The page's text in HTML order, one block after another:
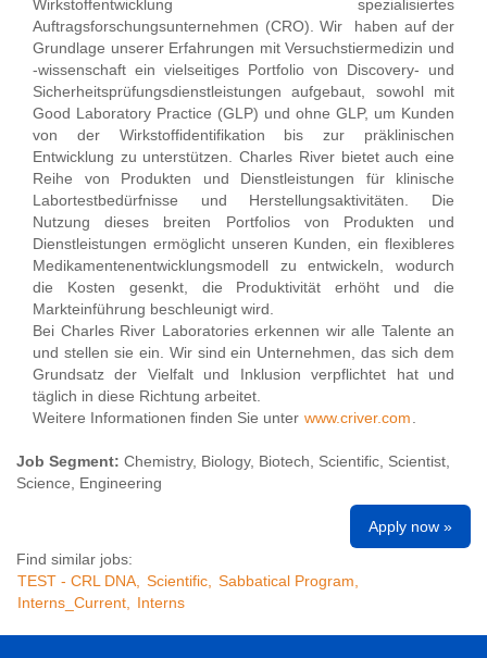
Wirkstoffentwicklung spezialisiertes
Auftragsforschungsunternehmen (CRO). Wir haben auf der
Grundlage unserer Erfahrungen mit Versuchstiermedizin und
-wissenschaft ein vielseitiges Portfolio von Discovery- und
Sicherheitsprüfungsdienstleistungen aufgebaut, sowohl mit
Good Laboratory Practice (GLP) und ohne GLP, um Kunden
von der Wirkstoffidentifikation bis zur präklinischen
Entwicklung zu unterstützen. Charles River bietet auch eine
Reihe von Produkten und Dienstleistungen für klinische
Labortestbedürfnisse und Herstellungsaktivitäten. Die
Nutzung dieses breiten Portfolios von Produkten und
Dienstleistungen ermöglicht unseren Kunden, ein flexibleres
Medikamentenentwicklungsmodell zu entwickeln, wodurch
die Kosten gesenkt, die Produktivität erhöht und die
Markteinführung beschleunigt wird.
Bei Charles River Laboratories erkennen wir alle Talente an
und stellen sie ein. Wir sind ein Unternehmen, das sich dem
Grundsatz der Vielfalt und Inklusion verpflichtet hat und
täglich in diese Richtung arbeitet.
Weitere Informationen finden Sie unter www.criver.com
Job Segment: Chemistry, Biology, Biotech, Scientific, Scientist,
Science, Engineering
Apply now »
Find similar jobs:
TEST - CRL DNA,
Scientific,
Sabbatical Program,
Interns_Current,
Interns